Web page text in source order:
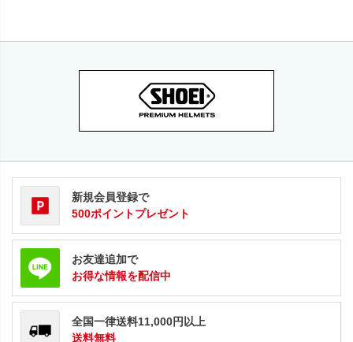
新規会員登録で
500ポイントプレゼント
お友達追加で
お得な情報を配信中
全国一律送料11,000円以上
送料無料